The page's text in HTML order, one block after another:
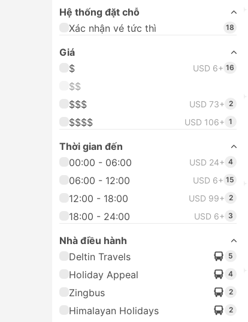
Hệ thống đặt chỗ
Xác nhận vé tức thì
18
Giá
$
USD 6+ 16
$$
$$$
USD 73+ 2
$$$$ USD 106+ 1
Thời gian đến
00:00 - 06:00
USD 24+ 4
06:00 - 12:00 USD 6+ 15
12:00 - 18:00 USD 99+ 2
18:00 - 24:00 USD 6+ 3
Nhà điều hành
Deltin Travels
5
Holiday Appeal 4
Zingbus 2
Himalayan Holidays 2